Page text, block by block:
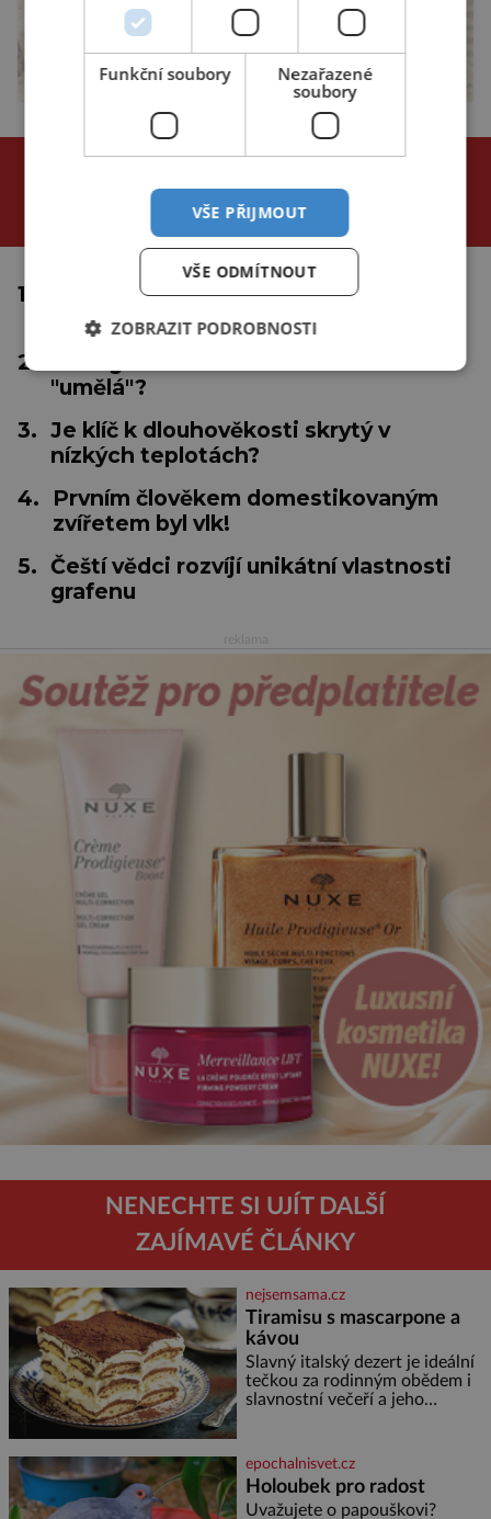
NEJČTENĚJŠÍ ČLÁNKY
za poslední
24 hodin 3 dny týden
1.
Proč se tropické cyklóny netvoří u
rovníku?
2.
"umělá"?
3. Je klíč k dlouhověkosti skrytý v
nízkých teplotách?
4.
Prvním člověkem domestikovaným
zvířetem byl vlk!
5. Čeští vědci rozvíjí unikátní vlastnosti
grafenu
NENECHTE SI UJÍT DALŠÍ
ZAJÍMAVÉ ČLÁNKY
nejsemsama.cz
Tiramisu s mascarpone a
kávou
Slavný italský dezert je ideální
tečkou za rodinným obědem i
slavnostní večeří a jeho
osoby: 250 g mascarpone 3
vejce 80 g cukru 200 g
cukrářských piškotů 250 ml
silné kávy 2 lžíce amaretta
epochalnisvet.cz
Holoubek pro radost
Uvažujete o papouškovi?
Funkční soubory
Nezařazené
soubory
VŠE PŘIJMOUT
VŠE ODMÍTNOUT
ZOBRAZIT PODROBNOSTI